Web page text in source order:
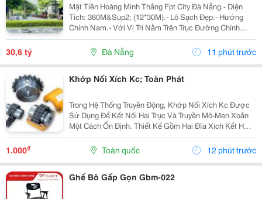
Mặt Tiền Hoàng Minh Thắng Fpt City Đà Nẵng.- Diện
Tích: 360M&Sup2; (12*30M).- Lô Sạch Đẹp.- Hướng
Chính Nam.- Với Vị Trí Nằm Trên Trục Đường Chính
Thông Từ Sân Bay Quốc Tế Đà Nẵng Ra Đến Bãi Tắm
Tân Trà. Là Một Trong Những Tuyến Đường Huyết Mạch
30,6 tỷ Đà Nẵng 11 phút trước
Khớp Nối Xích Kc; Toàn Phát
Trong Hệ Thống Truyền Động, Khớp Nối Xích Kc Được
Sử Dụng Để Kết Nối Hai Trục Và Truyền Mô-Men Xoắn
Một Cách Ổn Định. Thiết Kế Gồm Hai Đĩa Xích Kết Hợp
Với Xích Con Lăn Giúp Truyền Lực Hiệu Quả, Đồng Thời
Có Thể Bù Một Phần Sai Lệch Nhỏ Giữa Các...
1.000₫ Toàn quốc 12 phút trước
Ghế Bô Gấp Gọn Gbm-022